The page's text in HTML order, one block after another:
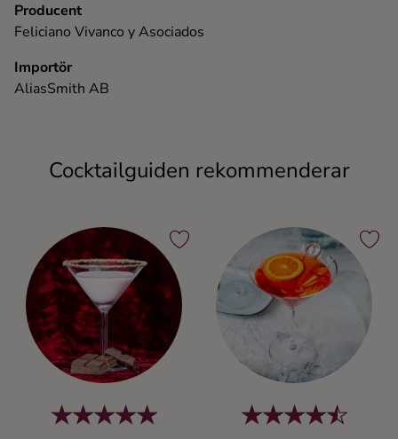
Producent
Feliciano Vivanco y Asociados
Importör
AliasSmith AB
Cocktailguiden rekommenderar